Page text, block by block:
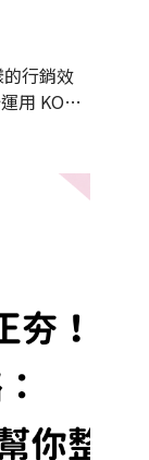
行銷效
用 KOC
行銷瞄